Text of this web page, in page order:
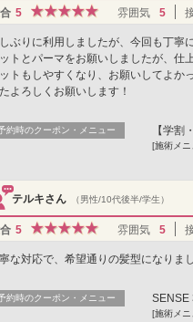
5 雰囲気 5
ぶりに利用しましたが、今回も丁寧
トとパーマをお願いしましたが、仕
トもしやすくなり、お願いしてよか
よろしくお願いします！
約時のクーポン・メニュー 【学
[施術メニ
テルキさん （男性/10代後半/学生）
5 雰囲気 5
な対応で、希望通りの髪型になりま
約時のクーポン・メニュー SENSE
[施術メニ